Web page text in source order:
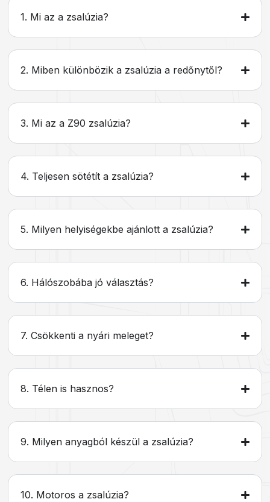
1. Mi az a zsalúzia?
2. Miben különbözik a zsalúzia a redőnytől?
3. Mi az a Z90 zsalúzia?
4. Teljesen sötétít a zsalúzia?
5. Milyen helyiségekbe ajánlott a zsalúzia?
6. Hálószobába jó választás?
7. Csökkenti a nyári meleget?
8. Télen is hasznos?
9. Milyen anyagból készül a zsalúzia?
10. Motoros a zsalúzia?